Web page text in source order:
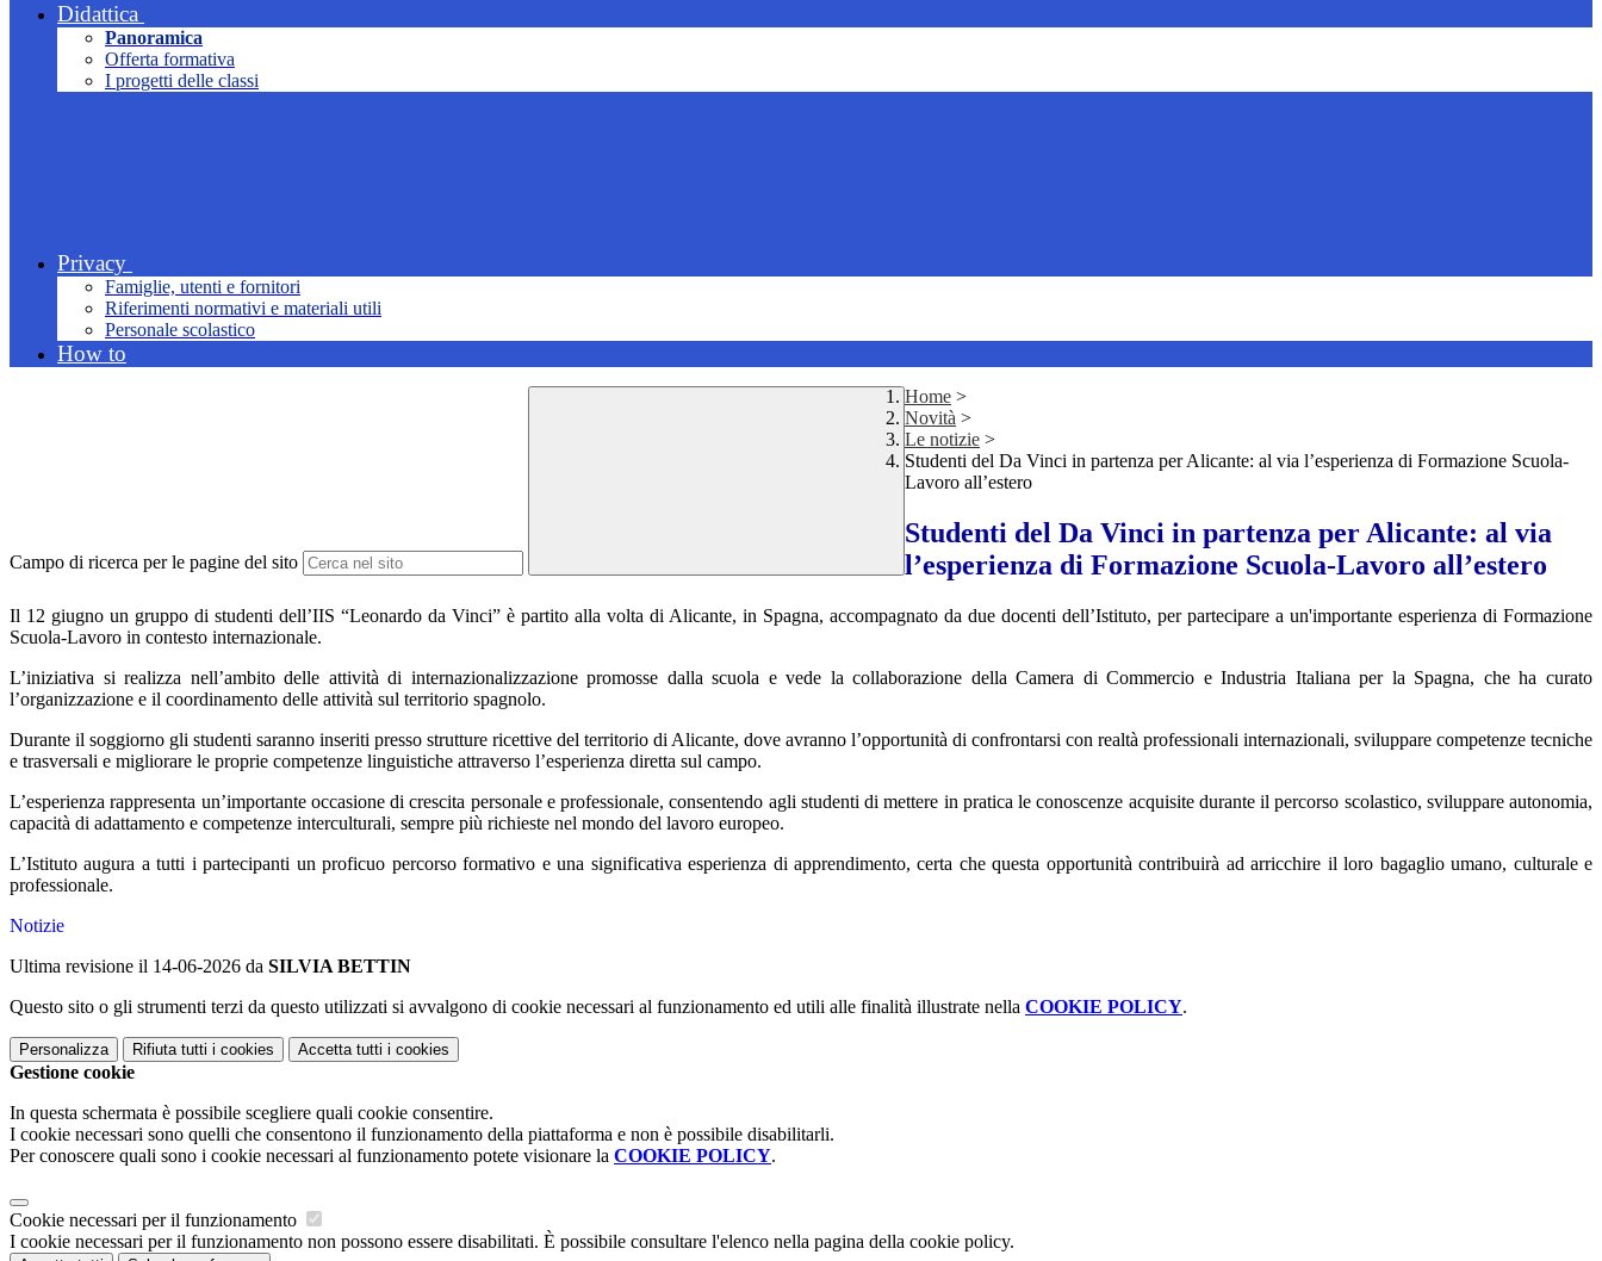
Didattica
Panoramica
Offerta formativa
I progetti delle classi
Privacy
Famiglie, utenti e fornitori
Riferimenti normativi e materiali utili
Personale scolastico
How to
Campo di ricerca per le pagine del sito
Home >
Novità >
Le notizie >
Studenti del Da Vinci in partenza per Alicante: al via l’esperienza di Formazione Scuola-
Lavoro all’estero
Studenti del Da Vinci in partenza per Alicante: al via
l’esperienza di Formazione Scuola-Lavoro all’estero
Il 12 giugno un gruppo di studenti dell’IIS “Leonardo da Vinci” è partito alla volta di Alicante, in Spagna, accompagnato da due docenti dell’Istituto, per partecipare a un'importante esperienza di Formazione
Scuola-Lavoro in contesto internazionale.
L’iniziativa si realizza nell’ambito delle attività di internazionalizzazione promosse dalla scuola e vede la collaborazione dellaCamera di Commercio e Industria Italiana per la Spagna, che ha curato
l’organizzazione e il coordinamento delle attività sul territorio spagnolo.
Durante il soggiorno gli studenti saranno inseriti presso strutture ricettive del territorio di Alicante, dove avranno l’opportunità di confrontarsi con realtà professionali internazionali, sviluppare competenze tecniche
e trasversali e migliorare le proprie competenze linguistiche attraverso l’esperienza diretta sul campo.
L’esperienza rappresenta un’importante occasione di crescita personale e professionale, consentendo agli studenti di mettere in pratica le conoscenze acquisite durante il percorso scolastico, sviluppare autonomia,
capacità di adattamento e competenze interculturali, sempre più richieste nel mondo del lavoro europeo.
L’Istituto augura a tutti i partecipanti un proficuo percorso formativo e una significativa esperienza di apprendimento, certa che questa opportunità contribuirà ad arricchire il loro bagaglio umano, culturale e
professionale.
Notizie
Ultima revisione il 14-06-2026 da SILVIA BETTIN
Questo sito o gli strumenti terzi da questo utilizzati si avvalgono di cookie necessari al funzionamento ed utili alle finalità illustrate nella COOKIE POLICY.
Personalizza Rifiuta tutti i cookies Accetta tutti i cookies
Gestione cookie
In questa schermata è possibile scegliere quali cookie consentire.
I cookie necessari sono quelli che consentono il funzionamento della piattaforma e non è possibile disabilitarli.
Per conoscere quali sono i cookie necessari al funzionamento potete visionare la COOKIE POLICY.
Cookie necessari per il funzionamento
I cookie necessari per il funzionamento non possono essere disabilitati. È possibile consultare l'elenco nella pagina della cookie policy.